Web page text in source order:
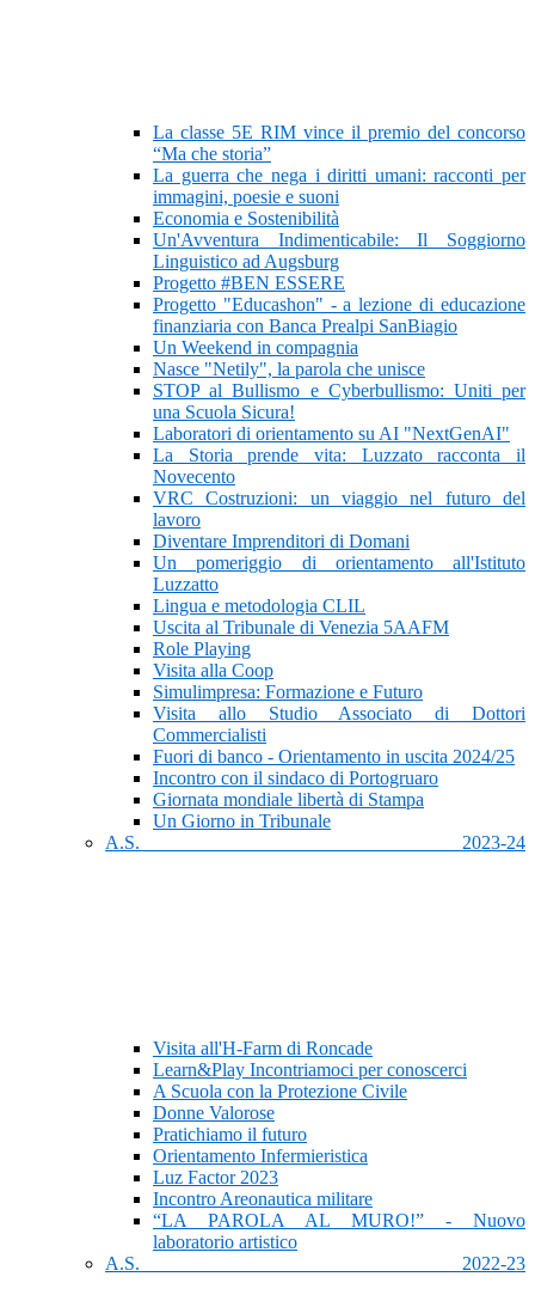
La classe 5E RIM vince il premio del concorso
“Ma che storia”
La guerra che nega i diritti umani: racconti per
immagini, poesie e suoni
Economia e Sostenibilità
Un'Avventura Indimenticabile: Il Soggiorno
Linguistico ad Augsburg
Progetto #BEN ESSERE
Progetto "Educashon" - a lezione di educazione
finanziaria con Banca Prealpi SanBiagio
Un Weekend in compagnia
Nasce "Netily", la parola che unisce
STOP al Bullismo e Cyberbullismo: Uniti per
una Scuola Sicura!
Laboratori di orientamento su AI "NextGenAI"
La Storia prende vita: Luzzato racconta il
Novecento
VRC Costruzioni: un viaggio nel futuro del
lavoro
Diventare Imprenditori di Domani
Un pomeriggio di orientamento all'Istituto
Luzzatto
Lingua e metodologia CLIL
Uscita al Tribunale di Venezia 5AAFM
Role Playing
Visita alla Coop
Simulimpresa: Formazione e Futuro
Visita allo Studio Associato di Dottori
Commercialisti
Fuori di banco - Orientamento in uscita 2024/25
Incontro con il sindaco di Portogruaro
Giornata mondiale libertà di Stampa
Un Giorno in Tribunale
A.S. 2023-24
Visita all'H-Farm di Roncade
Learn&Play Incontriamoci per conoscerci
A Scuola con la Protezione Civile
Donne Valorose
Pratichiamo il futuro
Orientamento Infermieristica
Luz Factor 2023
Incontro Areonautica militare
“LA PAROLA AL MURO!” - Nuovo
laboratorio artistico
A.S. 2022-23